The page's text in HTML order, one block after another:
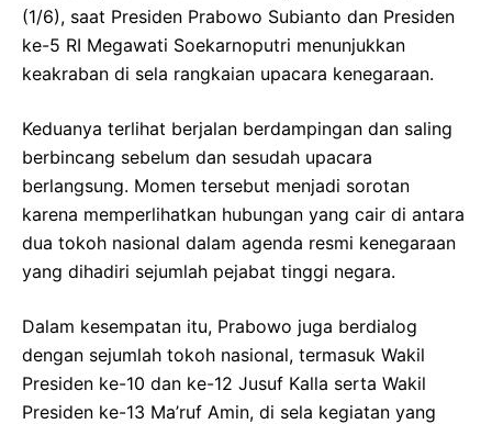
(1/6), saat Presiden Prabowo Subianto dan Presiden
ke-5 RI Megawati Soekarnoputri menunjukkan
keakraban di sela rangkaian upacara kenegaraan.
Keduanya terlihat berjalan berdampingan dan saling
berbincang sebelum dan sesudah upacara
berlangsung. Momen tersebut menjadi sorotan
karena memperlihatkan hubungan yang cair di antara
dua tokoh nasional dalam agenda resmi kenegaraan
yang dihadiri sejumlah pejabat tinggi negara.
Dalam kesempatan itu, Prabowo juga berdialog
dengan sejumlah tokoh nasional, termasuk Wakil
Presiden ke-10 dan ke-12 Jusuf Kalla serta Wakil
Presiden ke-13 Ma’ruf Amin, di sela kegiatan yang